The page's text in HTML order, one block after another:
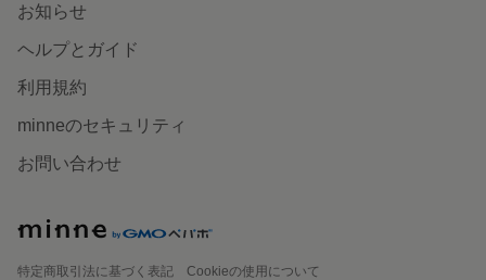
お知らせ
ヘルプとガイド
利用規約
minneのセキュリティ
お問い合わせ
特定商取引法に基づく表記
Cookieの使用について